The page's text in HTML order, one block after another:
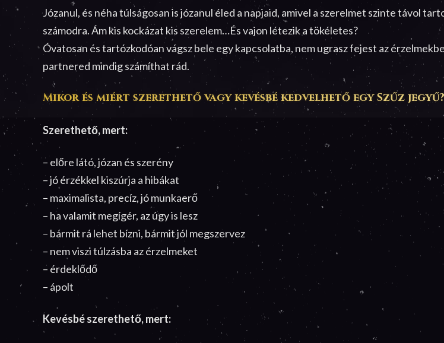
Józanul, és néha túlságosan is józanul éled a napjaid, amivel a szerelmet szinte távol
számodra. Ám kis kockázat kis szerelem…És vajon létezik a tökéletes?
Óvatosan és tartózkodóan vágsz bele egy kapcsolatba, nem ugrasz fejest az
partnered mindig számíthat rád.
Mikor és miért szerethető vagy kevésbé kedvelhető egy Szűz jegyű?
Szerethető, mert:
– előre látó, józan és szerény
– jó érzékkel kiszúrja a hibákat
– maximalista, precíz, jó munkaerő
– ha valamit megígér, az úgy is lesz
– bármit rá lehet bízni, bármit jól megszervez
– nem viszi túlzásba az érzelmeket
– érdeklődő
– ápolt
Kevésbé szerethető, mert: